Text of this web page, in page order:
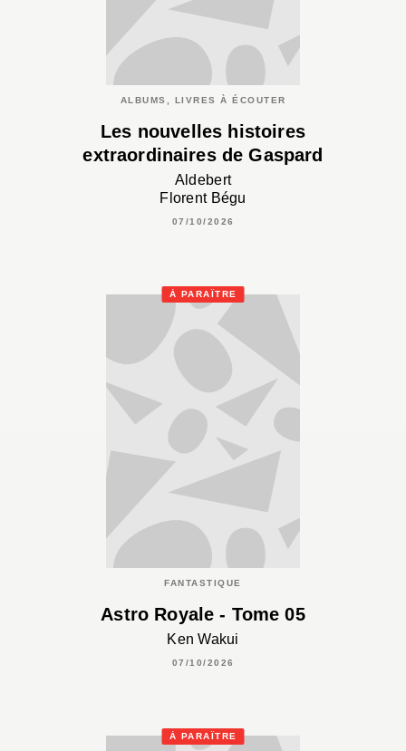
ALBUMS, LIVRES À ÉCOUTER
Les nouvelles histoires
extraordinaires de Gaspard
Aldebert
Florent Bégu
07/10/2026
À PARAÎTRE
FANTASTIQUE
Astro Royale - Tome 05
Ken Wakui
07/10/2026
À PARAÎTRE